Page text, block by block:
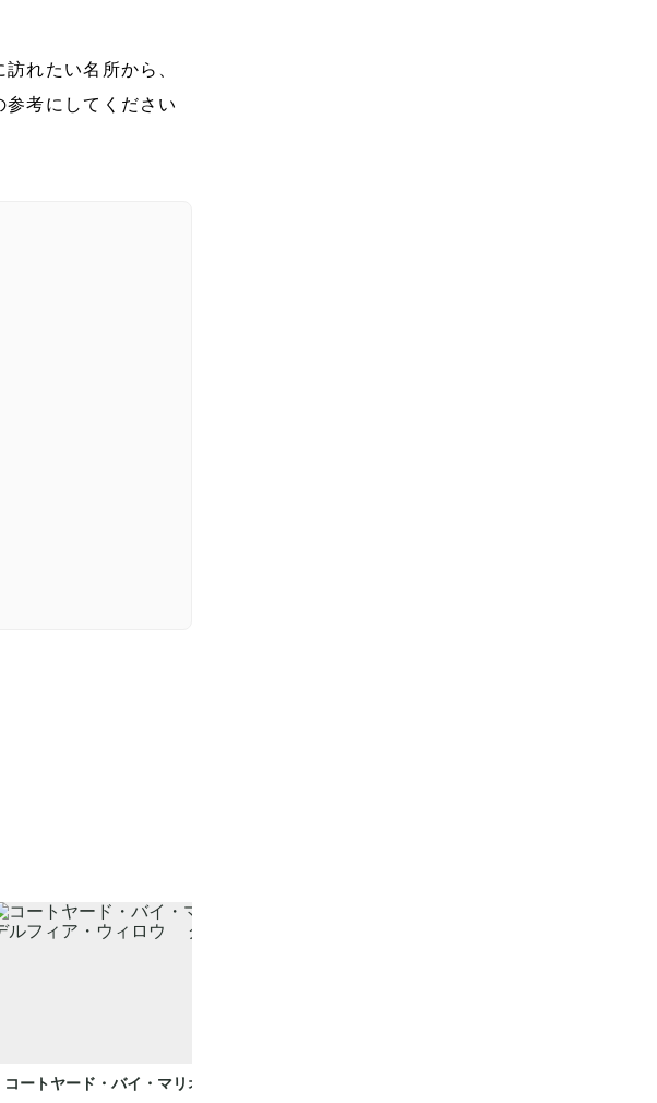
れたい名所から、
考にしてください